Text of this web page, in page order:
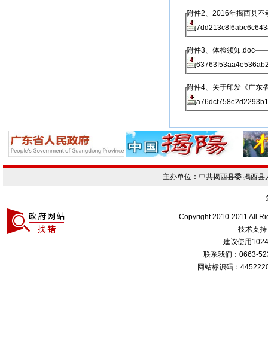
附件2、2016年揭西县不
附件3、体检须知.doc
附件4、关于印发《广东
主办单位：中共揭西县委 揭西
Copyright 2010-2011 All
技术支
建议使用
联系我们：0663-
网站标识码：